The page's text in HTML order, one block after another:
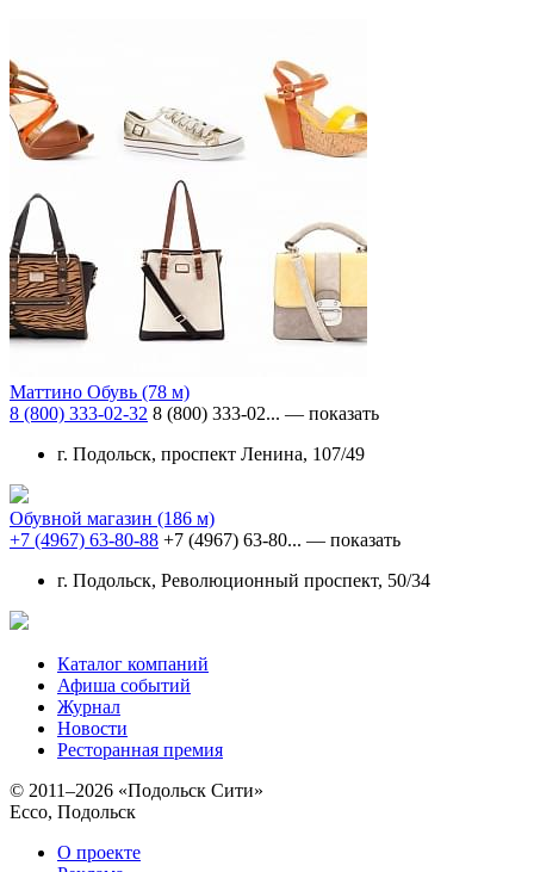
Маттино Обувь (78 м)
8 (800) 333-02-32 8 (800) 333-02... — показать
г. Подольск, проспект Ленина, 107/49
Обувной магазин (186 м)
+7 (4967) 63-80-88 +7 (4967) 63-80... — показать
г. Подольск, Революционный проспект, 50/34
Каталог компаний
Афиша событий
Журнал
Новости
Ресторанная премия
© 2011–2026 «Подольск Сити»
Ecco, Подольск
О проекте